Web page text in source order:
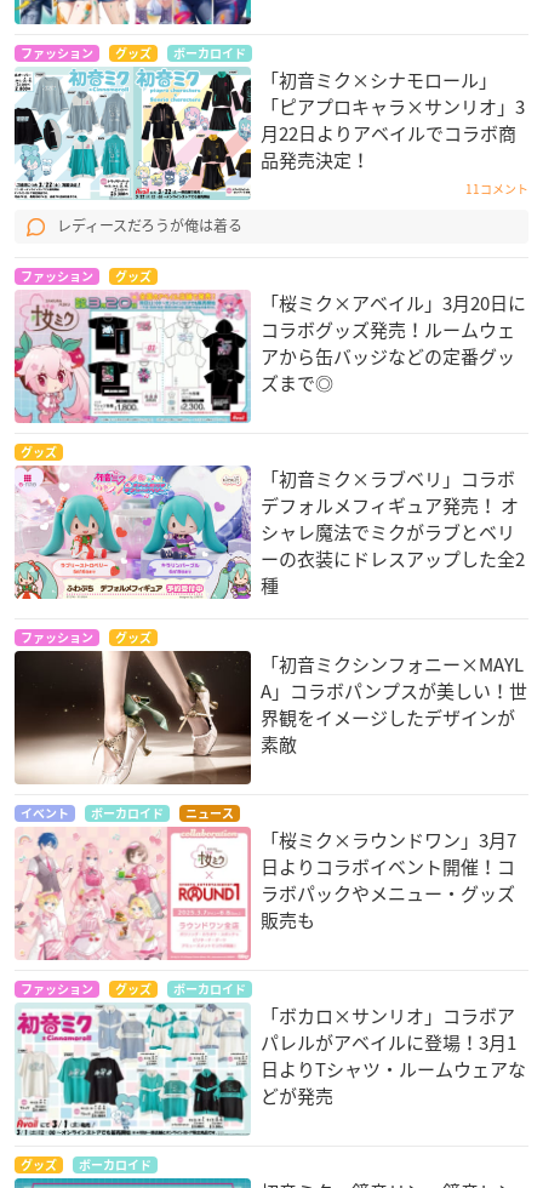
ファッション グッズ ボーカロイド
「初音ミク×シナモロール」
「ピアプロキャラ×サンリオ」3
月22日よりアベイルでコラボ商
品発売決定！
11コメント
レディースだろうが俺は着る
ファッション グッズ
「桜ミク×アベイル」3月20日に
コラボグッズ発売！ルームウェ
アから缶バッジなどの定番グッ
ズまで◎
グッズ
「初音ミク×ラブベリ」コラボ
デフォルメフィギュア発売！ オ
シャレ魔法でミクがラブとベリ
ーの衣装にドレスアップした全2
種
ファッション グッズ
「初音ミクシンフォニー×MAYL
A」コラボパンプスが美しい！世
界観をイメージしたデザインが
素敵
イベント ボーカロイド ニュース
「桜ミク×ラウンドワン」3月7
日よりコラボイベント開催！コ
ラボパックやメニュー・グッズ
販売も
ファッション グッズ ボーカロイド
「ボカロ×サンリオ」コラボア
パレルがアベイルに登場！3月1
日よりTシャツ・ルームウェアな
どが発売
グッズ ボーカロイド